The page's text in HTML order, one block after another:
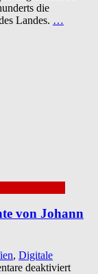
die
Landes. …
von Johann
, Digitale
deaktiviertfür